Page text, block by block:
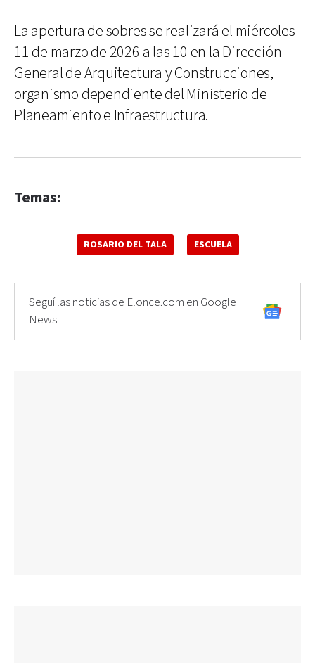
La apertura de sobres se realizará el miércoles
11 de marzo de 2026 a las 10 en la Dirección
General de Arquitectura y Construcciones,
organismo dependiente del Ministerio de
Planeamiento e Infraestructura.
Temas:
ROSARIO DEL TALA ESCUELA
Seguí las noticias de Elonce.com en Google
News